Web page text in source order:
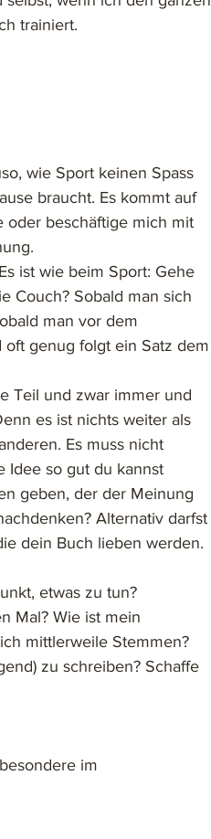
trainiert.
wie Sport keinen Spass
braucht. Es kommt auf
oder beschäftige mich mit
ist wie beim Sport: Gehe
Couch? Sobald man sich
man vor dem
genug folgt ein Satz dem
Teil und zwar immer und
es ist nichts weiter als
Es muss nicht
Idee so gut du kannst
geben, der der Meinung
Alternativ darfst
dein Buch lieben werden.
etwas zu tun?
Mal? Wie ist mein
mittlerweile Stemmen?
zu schreiben? Schaffe
im